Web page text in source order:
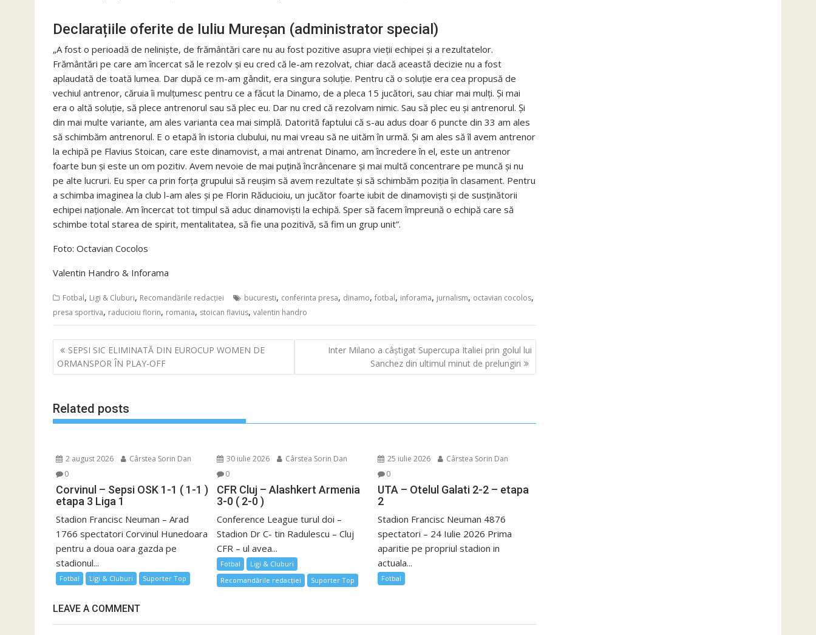
Declarațiile oferite de Iuliu Mureșan (administrator special)
„A fost o perioadă de nelinişte, de frământări care nu au fost pozitive asupra vieţii echipei şi a rezultatelor.
Frământări pe care am încercat să le rezolv şi eu cred că le-am rezolvat, chiar dacă această decizie nu a fost
aplaudată de toată lumea. Dar după ce m-am gândit, era singura soluţie. Pentru că o soluţie era cea propusă de
vechiul antrenor, căruia îi mulţumesc pentru ce a făcut la Dinamo, de a pleca 15 jucători, sau chiar mai mulţi. Şi mai
era o altă soluţie, să plece antrenorul sau să plec eu. Dar nu cred că rezolvam nimic. Sau să plec eu şi antrenorul. Şi
din mai multe variante, am ales varianta cea mai simplă. Datorită faptului că s-au adus doar 6 puncte din 33 am ales
să schimbăm antrenorul. E o etapă în istoria clubului, nu mai vreau să ne uităm în urmă. Şi am ales să îl avem antrenor
la echipă pe Flavius Stoican, care este dinamovist, a mai antrenat Dinamo, am încredere în el, este un antrenor
foarte bun şi este un om pozitiv. Avem nevoie de mai puţină încrâncenare şi mai multă concentrare pe muncă şi nu
pe alte lucruri. Eu sper ca prin forţa grupului să reuşim să avem rezultate şi să schimbăm poziţia în clasament. Pentru
a schimba imaginea la club l-am ales şi pe Florin Răducioiu, un jucător foarte iubit de dinamovişti şi de susţinătorii
echipei naţionale. Am încercat tot timpul să aduc dinamovişti la echipă. Sper să facem împreună o echipă care să
schimbe total starea de spirit, mentalitatea, să fie una pozitivă, să fim un grup unit”.
Foto: Octavian Cocolos
Valentin Handro & Inforama
Fotbal, Ligi & Cluburi, Recomandările redacției bucuresti, conferinta presa, dinamo, fotbal, inforama, jurnalism, octavian cocolos,
presa sportiva, raducioiu florin, romania, stoican flavius, valentin handro
Navigare
în
articole
SEPSI SIC ELIMINATĂ DIN EUROCUP WOMEN DE
ORMANSPOR ÎN PLAY-OFF
Inter Milano a câștigat Supercupa Italiei prin golul lui
Sanchez din ultimul minut de prelungiri
Related posts
2 august 2026
Cârstea Sorin Dan
0
Corvinul – Sepsi OSK 1-1 ( 1-1 )
etapa 3 Liga 1
Stadion Francisc Neuman – Arad
1766 spectatori Corvinul Hunedoara
pentru a doua oara gazda pe
stadionul...
Fotbal Ligi & Cluburi Suporter Top
30 iulie 2026
Cârstea Sorin Dan
0
CFR Cluj – Alashkert Armenia
3-0 ( 2-0 )
Conference League turul doi –
Stadion Dr C- tin Radulescu – Cluj
CFR – ul avea...
Fotbal
Ligi & Cluburi
Recomandările redacției
Suporter Top
25 iulie 2026
Cârstea Sorin Dan
0
UTA – Otelul Galati 2-2 – etapa
2
Stadion Francisc Neuman 4876
spectatori – 24 Iulie 2026 Prima
aparitie pe propriul stadion in
actuala...
Fotbal
LEAVE A COMMENT